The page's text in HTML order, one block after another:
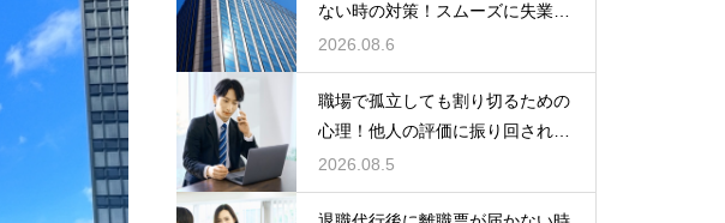
ない時の対策！スムーズに失業保
険をもらう
2026.08.6
職場で孤立しても割り切るための
心理！他人の評価に振り回されな
いための術
2026.08.5